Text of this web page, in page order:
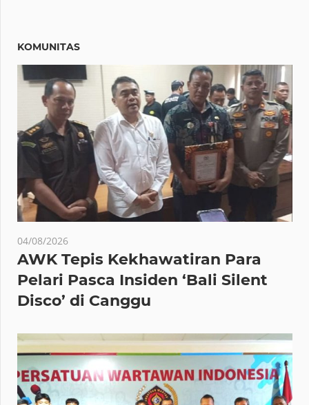
KOMUNITAS
04/08/2026
AWK Tepis Kekhawatiran Para
Pelari Pasca Insiden ‘Bali Silent
Disco’ di Canggu